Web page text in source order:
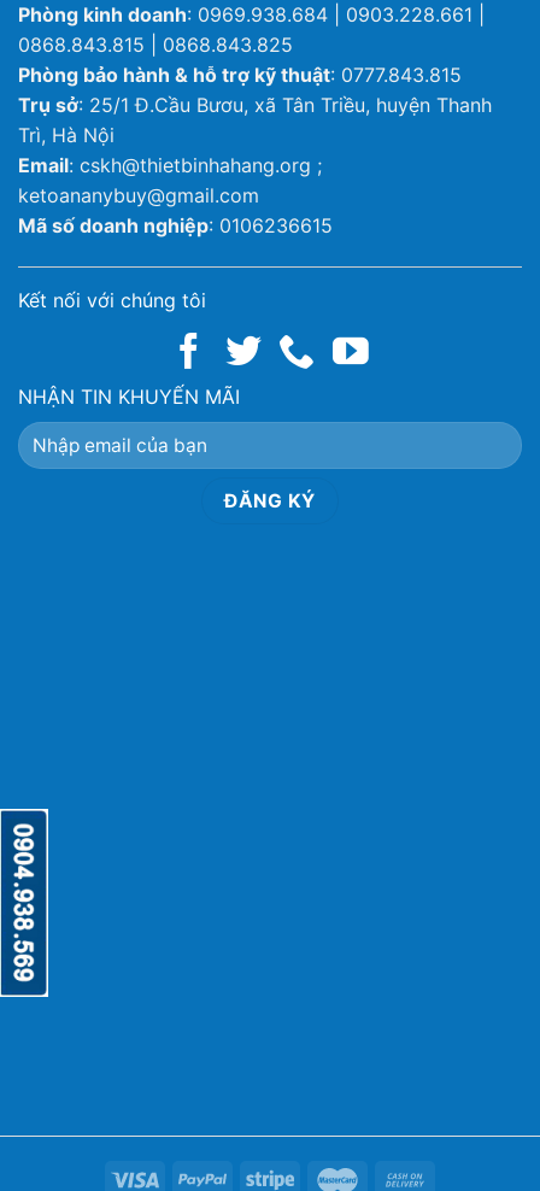
Phòng kinh doanh: 0969.938.684 | 0903.228.661 |
0868.843.815 | 0868.843.825
Phòng bảo hành & hỗ trợ kỹ thuật: 0777.843.815
Trụ sở: 25/1 Đ.Cầu Bươu, xã Tân Triều, huyện Thanh
Trì, Hà Nội
Email: cskh@thietbinhahang.org ;
ketoananybuy@gmail.com
Mã số doanh nghiệp: 0106236615
Kết nối với chúng tôi
NHẬN TIN KHUYẾN MÃI